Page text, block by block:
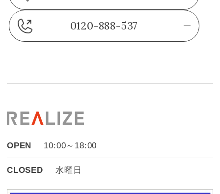
0120-888-537
OPEN 10:00～18:00
CLOSED 水曜日